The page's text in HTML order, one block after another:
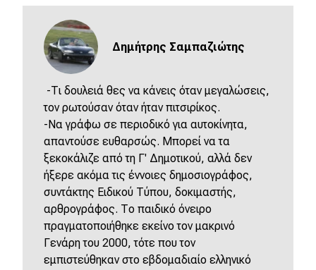
Δημήτρης Σαμπαζιώτης
-Τι δουλειά θες να κάνεις όταν μεγαλώσεις,
τον ρωτούσαν όταν ήταν πιτσιρίκος.
-Να γράφω σε περιοδικό για αυτοκίνητα,
απαντούσε ευθαρσώς. Μπορεί να τα
ξεκοκάλιζε από τη Γ' Δημοτικού, αλλά δεν
ήξερε ακόμα τις έννοιες δημοσιογράφος,
συντάκτης Ειδικού Τύπου, δοκιμαστής,
αρθρογράφος. Το παιδικό όνειρο
πραγματοποιήθηκε εκείνο τον μακρινό
Γενάρη του 2000, τότε που τον
εμπιστεύθηκαν στο εβδομαδιαίο ελληνικό